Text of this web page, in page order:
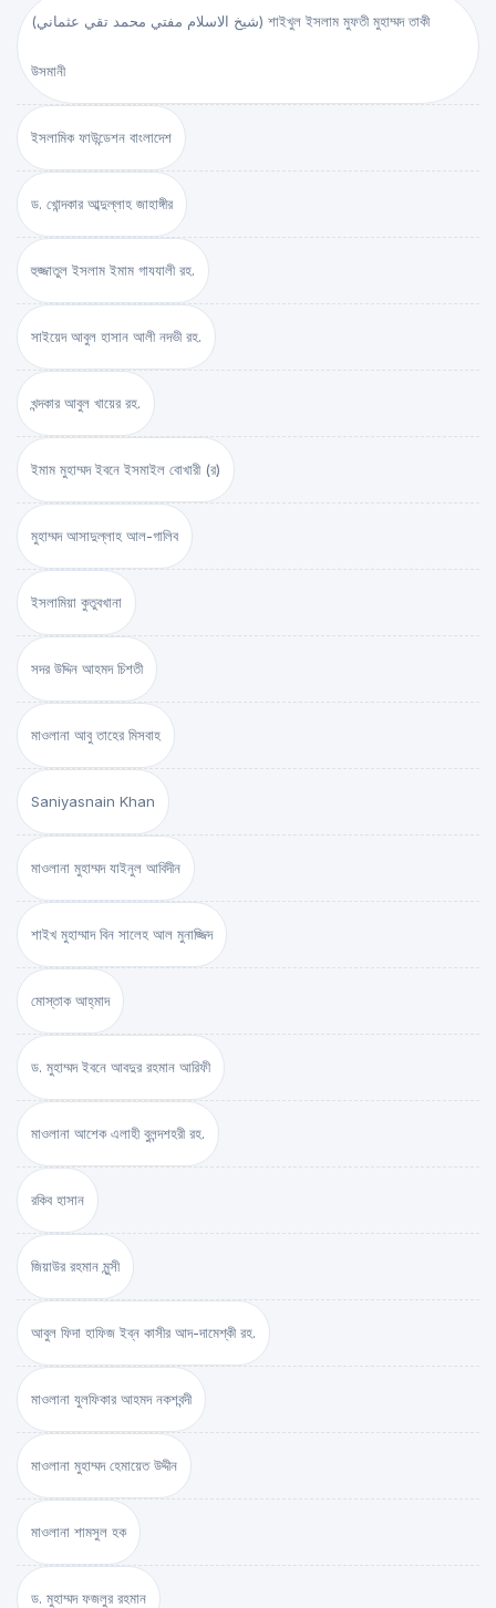
(شيخ الاسلام مفتي محمد تقي عثماني) শাইখুল ইসলাম মুফতী মুহাম্মদ তাকী
উসমানী
ইসলামিক ফাউন্ডেশন বাংলাদেশ
ড. খোন্দকার আব্দুল্লাহ জাহাঙ্গীর
হুজ্জাতুল ইসলাম ইমাম গাযযালী রহ.
সাইয়েদ আবুল হাসান আলী নদভী রহ.
খন্দকার আবুল খায়ের রহ.
ইমাম মুহাম্মদ ইবনে ইসমাইল বোখারী (র)
মুহাম্মদ আসাদুল্লাহ আল-গালিব
ইসলামিয়া কুতুবখানা
সদর উদ্দিন আহমদ চিশতী
মাওলানা আবু তাহের মিসবাহ
Saniyasnain Khan
মাওলানা মুহাম্মদ যাইনুল আবিদীন
শাইখ মুহাম্মাদ বিন সালেহ আল মুনাজ্জিদ
মোস্তাক আহ্‌মাদ
ড. মুহাম্মদ ইবনে আবদুর রহমান আরিফী
মাওলানা আশেক এলাহী বুলন্দশহরী রহ.
রকিব হাসান
জিয়াউর রহমান মুন্সী
আবুল ফিদা হাফিজ ইব্‌ন কাসীর আদ-দামেশ্‌কী রহ.
মাওলানা যুলফিকার আহমদ নকশবন্দী
মাওলানা মুহাম্মদ হেমায়েত উদ্দীন
মাওলানা শামসুল হক
ড. মুহাম্মদ ফজলুর রহমান